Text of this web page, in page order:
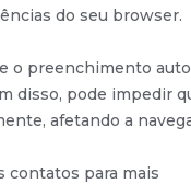
do seu browser.
o preenchimento
disso, pode impedir
afetando a
contatos para mais